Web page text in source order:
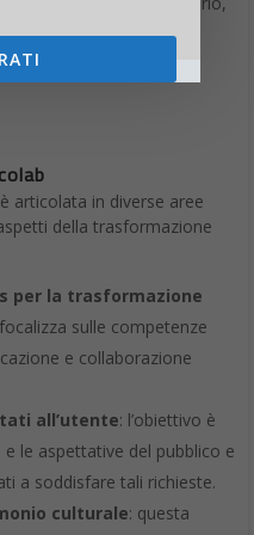
pillole saranno a
articolata in diverse aree
della trasformazione
per la trasformazione
sulle competenze
e collaborazione
all’utente: l’obiettivo è
le aspettative del pubblico e
a soddisfare tali richieste.
culturale: questa